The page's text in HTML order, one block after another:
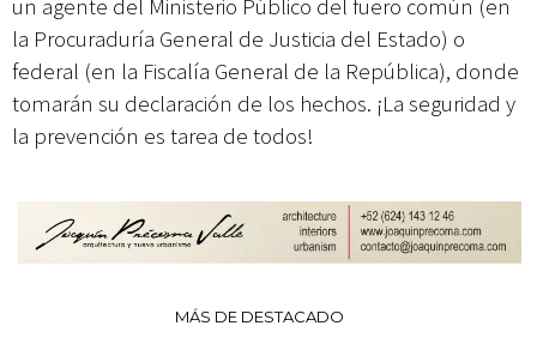
un agente del Ministerio Público del fuero común (en
la Procuraduría General de Justicia del Estado) o
federal (en la Fiscalía General de la República), donde
tomarán su declaración de los hechos. ¡La seguridad y
la prevención es tarea de todos!
MÁS DE DESTACADO